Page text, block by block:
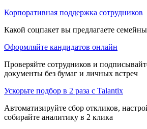
Корпоративная поддержка сотрудников
Какой соцпакет вы предлагаете
Оформляйте кандидатов онлайн
Проверяйте сотрудников и
документы без бумаг и личных встреч
Ускорьте подбор в 2 раза с Talantix
Автоматизируйте сбор откликов,
собирайте аналитику в 2 клика